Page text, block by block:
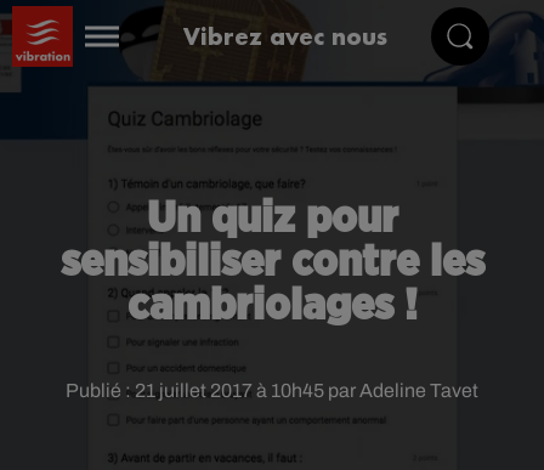
Vibrez avec nous
Un quiz pour
sensibiliser contre les
cambriolages !
Publié : 21 juillet 2017 à 10h45 par Adeline Tavet